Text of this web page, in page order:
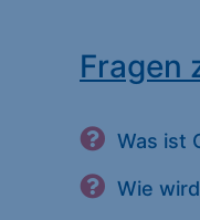
Fragen
Was ist
Wie